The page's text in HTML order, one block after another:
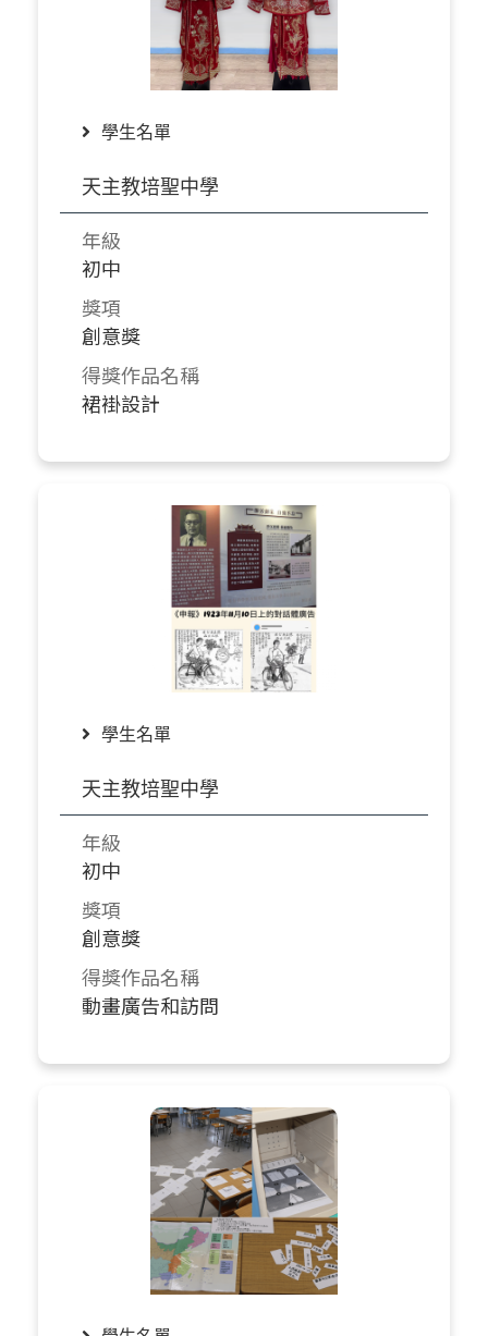
學生名單
天主教培聖中學
年級
初中
獎項
創意獎
得獎作品名稱
裙褂設計
學生名單
天主教培聖中學
年級
初中
獎項
創意獎
得獎作品名稱
動畫廣告和訪問